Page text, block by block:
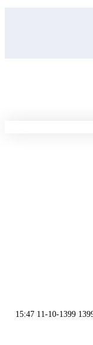
1399-10-11 15:47